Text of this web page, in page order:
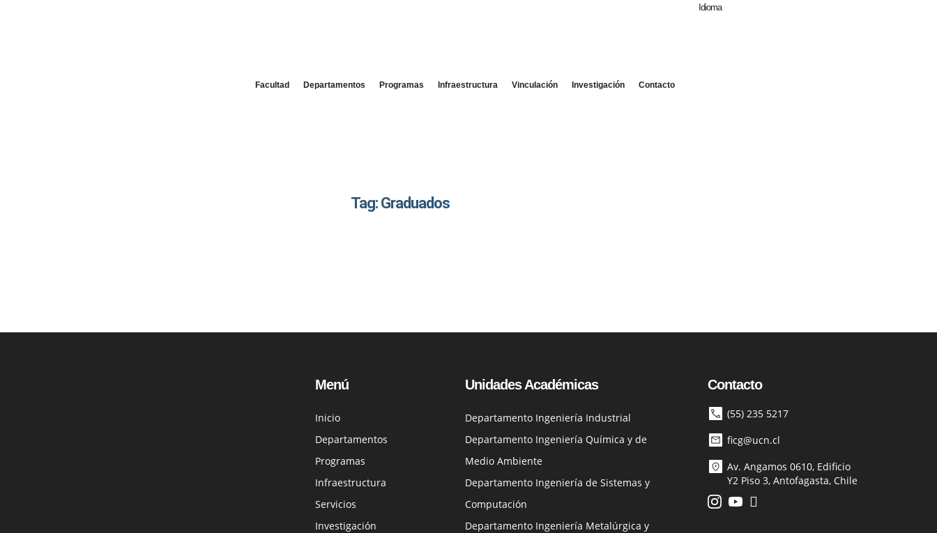
Idioma
Facultad Departamentos Programas Infraestructura Vinculación Investigación Contacto
Tag: Graduados
Menú
Inicio
Departamentos
Programas
Infraestructura
Servicios
Investigación
Unidades Académicas
Departamento Ingeniería Industrial
Departamento Ingeniería Química y de
Medio Ambiente
Departamento Ingeniería de Sistemas y
Computación
Departamento Ingeniería Metalúrgica y
Contacto
(55) 235 5217
ficg@ucn.cl
Av. Angamos 0610, Edificio
Y2 Piso 3, Antofagasta, Chile